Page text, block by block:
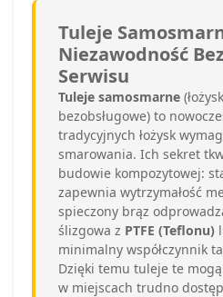
Tuleje
Niezawodność
Serwisu
Tuleje samosmarne
bezobsługowe) to
tradycyjnych łożysk
smarowania. Ich sekret
budowie kompozytowej:
zapewnia wytrzymałość
spieczony brąz
ślizgowa z PTFE (Teflonu)
minimalny współczynnik
Dzięki temu tuleje te
w miejscach trudno